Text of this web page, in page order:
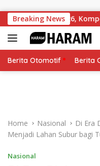
Breaking News
Cup 2026, Kompetisi
Berita Otomotif Berita
Home Nasional
Di Era
Menjadi Lahan Subur bagi
Nasional